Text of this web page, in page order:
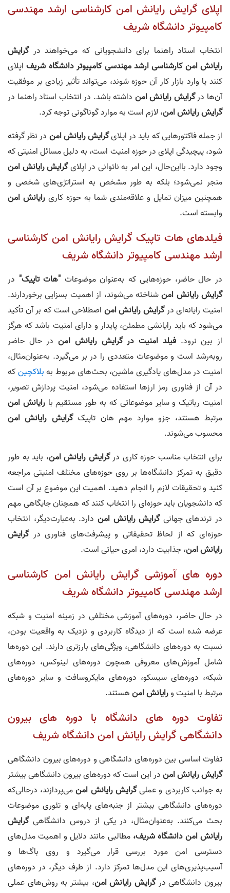
اپلای گرایش رایانش امن کارشناسی‌ ارشد مهندسی
کامپیوتر دانشگاه شریف
انتخاب استاد راهنما برای دانشجویانی که می‌خواهند درگرایش
رایانش امنکارشناسی‌ارشدمهندسیکامپیوتردانشگاه شریفاپلای
کنند یا وارد بازار کار آن حوزه شوند، می‌تواند تأثیر زیادی بر موفقیت
آن‌ها درگرایش رایانش امن داشته باشد. در انتخاب استاد راهنما در
گرایش رایانش امن، لازم است به موارد گوناگونی توجه کرد.
از جمله فاکتورهایی که باید در اپلایگرایش رایانش امن در نظر گرفته
شود، پیچیدگی اپلای در حوزه امنیت است، به دلیل مسائل امنیتی که
وجود دارد. بااین‌حال، این امر به ناتوانی در اپلایگرایش رایانش امن
منجر نمی‌شود؛ بلکه به طور مشخص به استراتژی‌های شخصی و
همچنین میزان تمایل و علاقه‌مندی شما به حوزه کاری رایانش امن
وابسته است.
فیلدهای هات تاپیک گرایش رایانش امن کارشناسی‌
ارشد مهندسی کامپیوتر دانشگاه شریف
در حال حاضر، حوزه‌هایی که به‌عنوان موضوعات "هات تاپیک" در
گرایش رایانش امنشناخته می‌شوند، از اهمیت بسزایی برخوردارند.
امنیت رایانه‌ای درگرایش رایانش امن اصطلاحی است که بر آن تأکید
می‌شود که باید رایانشی مطمئن، پایدار و دارای امنیت باشد که هرگز
از بین نرود. فیلد امنیت در گرایش رایانش امندر حال حاضر
روبه‌رشد است و موضوعات متعددی را در بر می‌گیرد. به‌عنوان‌مثال،
امنیت در مدل‌های یادگیری ماشین، بحث‌های مربوط بهبلاکچینکه
در آن از فناوری رمز ارزها استفاده می‌شود، امنیت پردازش تصویر،
امنیت رباتیک و سایر موضوعاتی که به طور مستقیم بارایانش امن
مرتبط هستند، جزو موارد مهم هان تاپیکگرایش رایانش امن
محسوب می‌شوند.
برای انتخاب مناسب حوزه کاری درگرایش رایانش امن، باید به طور
دقیق به تمرکز دانشگاه‌ها بر روی حوزه‌های مختلف امنیتی مراجعه
کنید و تحقیقات لازم را انجام دهید. اهمیت این موضوع بر آن است
که دانشجویان باید حوزه‌ای را انتخاب کنند که همچنان جایگاهی مهم
در ترند‌های جهانیگرایش رایانش امن دارد. به‌عبارت‌دیگر، انتخاب
حوزه‌ای که از لحاظ تحقیقاتی و پیشرفت‌های فناوری درگرایش
رایانش امن، جذابیت دارد، امری حیاتی است.
دوره‌ های آموزشی گرایش رایانش امن کارشناسی‌
ارشد مهندسی کامپیوتر دانشگاه شریف
در حال حاضر، دوره‌های آموزشی مختلفی در زمینه امنیت و شبکه
عرضه شده‌ است که از دیدگاه کاربردی و نزدیک به واقعیت بودن،
نسبت به دوره‌های دانشگاهی، ویژگی‌های بارزتری دارند. این دوره‌ها
شامل آموزش‌های معروفی همچون دوره‌های لینوکس، دوره‌های
شبکه، دوره‌های سیسکو، دوره‌های مایکروسافت و سایر دوره‌های
مرتبط با امنیت ورایانش امنهستند.
تفاوت دوره‌ های دانشگاه با دوره‌ های بیرون
دانشگاهی گرایش رایانش امن دانشگاه شریف
تفاوت اساسی بین دوره‌های دانشگاهی و دوره‌های بیرون دانشگاهی
گرایش رایانش امندر این است که دوره‌های بیرون دانشگاهی بیشتر
به جوانب کاربردی و عملیگرایش رایانش امنمی‌پردازند، درحالی‌که
دوره‌های دانشگاهی بیشتر از جنبه‌های پایه‌ای و تئوری موضوعات
بحث می‌کنند. به‌عنوان‌مثال، در یکی از دروس دانشگاهیگرایش
رایانش امن دانشگاه شریف، مطالبی مانند دلایل و اهمیت مدل‌های
دسترسی امن مورد بررسی قرار می‌گیرد و روی باگ‌ها و
آسیب‌پذیری‌های این مدل‌ها تمرکز دارد. از طرف دیگر، در دوره‌های
بیرون دانشگاهی درگرایش رایانش امن، بیشتر به روش‌های عملی